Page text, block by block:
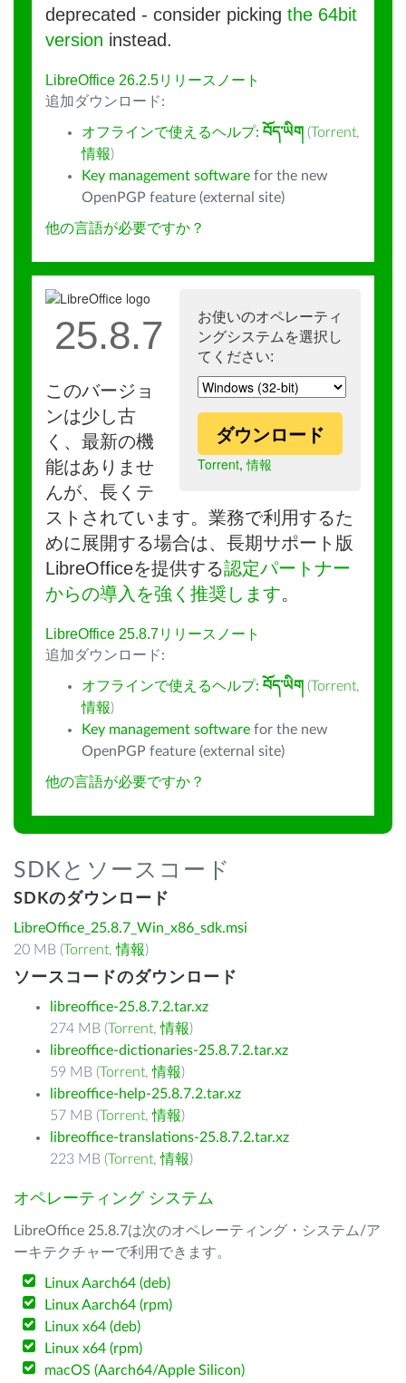
deprecated - consider picking the 64bit
version instead.
LibreOffice 26.2.5リリースノート
追加ダウンロード:
オフラインで使えるヘルプ: བོད་ཡིག (Torrent,
情報)
Key management software for the new
OpenPGP feature (external site)
他の言語が必要ですか？
お使いのオペレーティ
ングシステムを選択し
てください:
ダウンロード
Torrent,情報
25.8.7
このバージョ
ンは少し古
く、最新の機
能はありませ
んが、長くテ
ストされています。業務で利用するた
めに展開する場合は、長期サポート版
LibreOfficeを提供する認定パートナー
からの導入を強く推奨します。
LibreOffice 25.8.7リリースノート
追加ダウンロード:
オフラインで使えるヘルプ: བོད་ཡིག (Torrent,
情報)
Key management software for the new
OpenPGP feature (external site)
他の言語が必要ですか？
SDKとソースコード
SDKのダウンロード
LibreOffice_25.8.7_Win_x86_sdk.msi
20 MB (Torrent,情報)
ソースコードのダウンロード
libreoffice-25.8.7.2.tar.xz
274 MB (Torrent,情報)
libreoffice-dictionaries-25.8.7.2.tar.xz
59 MB (Torrent,情報)
libreoffice-help-25.8.7.2.tar.xz
57 MB (Torrent,情報)
libreoffice-translations-25.8.7.2.tar.xz
223 MB (Torrent,情報)
オペレーティング システム
LibreOffice 25.8.7は次のオペレーティング・システム/ア
ーキテクチャーで利用できます。
Linux Aarch64 (deb)
Linux Aarch64 (rpm)
Linux x64 (deb)
Linux x64 (rpm)
macOS (Aarch64/Apple Silicon)